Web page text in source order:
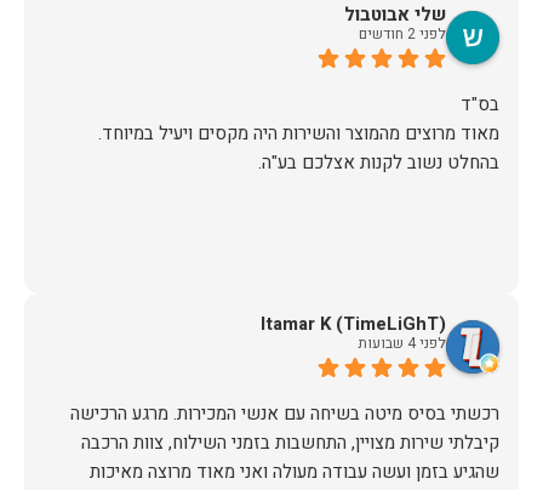
שלי אבוטבול
לפני 2 חודשים
מאוד מרוצים מהמוצר והשירות היה מקסים ויעיל במיוחד.
בהחלט נשוב לקנות אצלכם בע"ה.
Itamar K (TimeLiGhT)
לפני 4 שבועות
רכשתי בסיס מיטה בשיחה עם אנשי המכירות. מרגע הרכישה
קיבלתי שירות מצויין, התחשבות בזמני השילוח, צוות הרכבה
שהגיע בזמן ועשה עבודה מעולה ואני מאוד מרוצה מאיכות